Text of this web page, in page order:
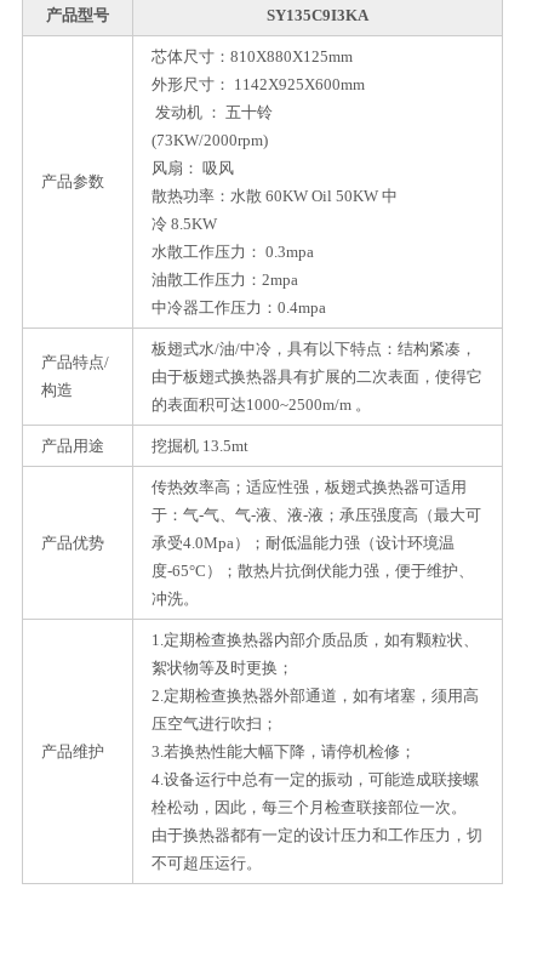
产品型号 SY135C9I3KA
产品参数
芯体尺寸：810X880X125mm
外形尺寸： 1142X925X600mm
发动机 ： 五十铃
(73KW/2000rpm)
风扇： 吸风
散热功率：水散 60KW Oil 50KW 中
冷 8.5KW
水散工作压力： 0.3mpa
油散工作压力：2mpa
中冷器工作压力：0.4mpa
产品特点/
构造
板翅式水/油/中冷，具有以下特点：结构紧凑，
由于板翅式换热器具有扩展的二次表面，使得它
的表面积可达1000~2500m/m 。
产品用途 挖掘机 13.5mt
产品优势
传热效率高；适应性强，板翅式换热器可适用
于：气-气、气-液、液-液；承压强度高（最大可
承受4.0Mpa）；耐低温能力强（设计环境温
度-65°C）；散热片抗倒伏能力强，便于维护、
冲洗。
产品维护
1.定期检查换热器内部介质品质，如有颗粒状、
絮状物等及时更换；
2.定期检查换热器外部通道，如有堵塞，须用高
压空气进行吹扫；
3.若换热性能大幅下降，请停机检修；
4.设备运行中总有一定的振动，可能造成联接螺
栓松动，因此，每三个月检查联接部位一次。
由于换热器都有一定的设计压力和工作压力，切
不可超压运行。